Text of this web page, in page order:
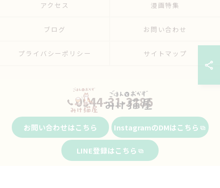
0944-31-3186
お問い合わせはこちら InstagramのDMはこちら
LINE登録はこちら
アクセス 漫画特集
ブログ お問い合わせ
プライバシーポリシー サイトマップ
© 2026 福岡県大牟田市の弁当ならごはんとおかず みけ猫屋 ALL RIGHTS
RESERVED.